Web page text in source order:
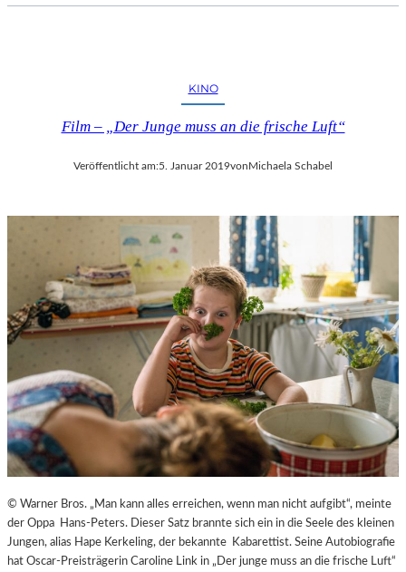
KINO
Film – „Der Junge muss an die frische Luft“
Veröffentlicht am:5. Januar 2019von Michaela Schabel
© Warner Bros. „Man kann alles erreichen, wenn man nicht aufgibt“, meinte
der Oppa Hans-Peters. Dieser Satz brannte sich ein in die Seele des kleinen
Jungen, alias Hape Kerkeling, der bekannte Kabarettist. Seine Autobiografie
hat Oscar-Preisträgerin Caroline Link in „Der junge muss an die frische Luft“